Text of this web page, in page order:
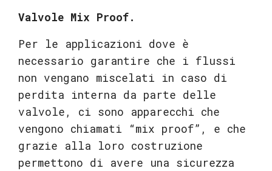
Valvole Mix Proof.
Per le applicazioni dove è
necessario garantire che i flussi
non vengano miscelati in caso di
perdita interna da parte delle
valvole, ci sono apparecchi che
vengono chiamati “mix proof”, e che
grazie alla loro costruzione
permettono di avere una sicurezza